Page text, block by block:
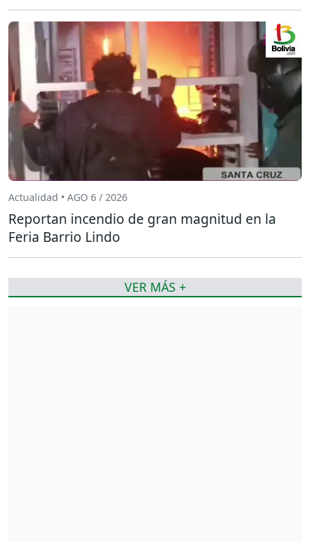
Actualidad • AGO 6 / 2026
Reportan incendio de gran magnitud en la
Feria Barrio Lindo
VER MÁS +